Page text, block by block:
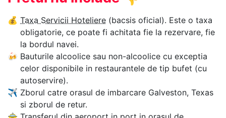
💰 Taxa Servicii Hoteliere (bacsis oficial). Este o taxa
obligatorie, ce poate fi achitata fie la rezervare, fie
la bordul navei.
🍻 Bauturile alcoolice sau non-alcoolice cu exceptia
celor disponibile in restaurantele de tip bufet (cu
autoservire).
✈ Zborul catre orasul de imbarcare Galveston, Texas
si zborul de retur.